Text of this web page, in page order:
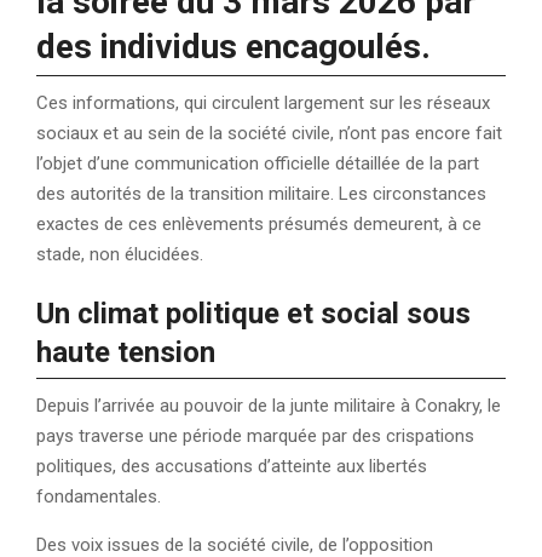
des individus encagoulés.
Ces informations, qui circulent largement sur les réseaux
sociaux et au sein de la société civile, n’ont pas encore fait
l’objet d’une communication officielle détaillée de la part
des autorités de la transition militaire. Les circonstances
exactes de ces enlèvements présumés demeurent, à ce
stade, non élucidées.
Un climat politique et social sous
haute tension
Depuis l’arrivée au pouvoir de la junte militaire à Conakry, le
pays traverse une période marquée par des crispations
politiques, des accusations d’atteinte aux libertés
fondamentales.
Des voix issues de la société civile, de l’opposition